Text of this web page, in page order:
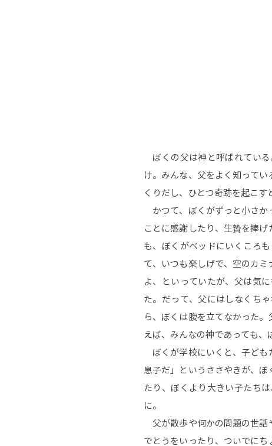
ぼくの父は神と呼ばれている
け。みんな、父をよく知って
くりだし、ひとつ奇跡を起こす
かつて、ぼくがずっと小さか
ことに感謝したり、生贄を捧
も、ぼくがベッドにいくころ
て、いつも楽しげで、空のカ
よ、といっていたが、父は気
た。だって、父にはしなくち
ら、ぼくは腹を立てなかった
えば、みんなの神であっても、
ぼくが学校にいくと、子ども
息子だ」というささやきが、
たり、ぼくより大きい子たち
に。
父が散歩や何かの問題の世話
でとうをいったり、ついでにち